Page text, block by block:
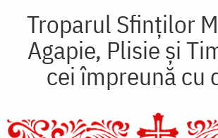
Troparul Sfinţilor
Agapie, Plisie şi
cei împreună cu